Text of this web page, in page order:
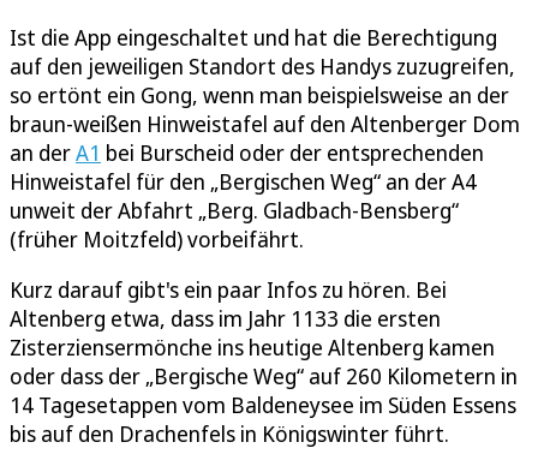
Ist die App eingeschaltet und hat die Berechtigung
auf den jeweiligen Standort des Handys zuzugreifen,
so ertönt ein Gong, wenn man beispielsweise an der
braun-weißen Hinweistafel auf den Altenberger Dom
an derA1 bei Burscheid oder der entsprechenden
Hinweistafel für den „Bergischen Weg“ an der A4
unweit der Abfahrt „Berg. Gladbach-Bensberg“
(früher Moitzfeld) vorbeifährt.
Kurz darauf gibt's ein paar Infos zu hören. Bei
Altenberg etwa, dass im Jahr 1133 die ersten
Zisterziensermönche ins heutige Altenberg kamen
oder dass der „Bergische Weg“ auf 260 Kilometern in
14 Tagesetappen vom Baldeneysee im Süden Essens
bis auf den Drachenfels in Königswinter führt.